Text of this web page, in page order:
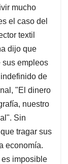
mucho
el caso del
textil
dijo que
sus empleos
de
"El dinero
nuestro
Sin
tragar sus
economía.
imposible